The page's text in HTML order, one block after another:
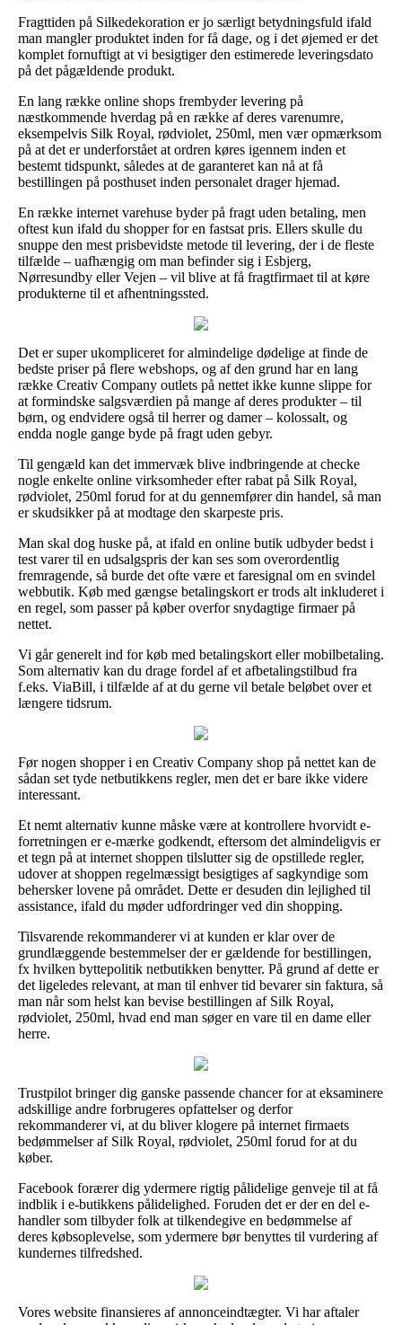
Fragttiden på Silkedekoration er jo særligt betydningsfuld ifald
man mangler produktet inden for få dage, og i det øjemed er det
komplet fornuftigt at vi besigtiger den estimerede leveringsdato
på det pågældende produkt.
En lang række online shops frembyder levering på
næstkommende hverdag på en række af deres varenumre,
eksempelvis Silk Royal, rødviolet, 250ml, men vær opmærksom
på at det er underforstået at ordren køres igennem inden et
bestemt tidspunkt, således at de garanteret kan nå at få
bestillingen på posthuset inden personalet drager hjemad.
En række internet varehuse byder på fragt uden betaling, men
oftest kun ifald du shopper for en fastsat pris. Ellers skulle du
snuppe den mest prisbevidste metode til levering, der i de fleste
tilfælde – uafhængig om man befinder sig i Esbjerg,
Nørresundby eller Vejen – vil blive at få fragtfirmaet til at køre
produkterne til et afhentningssted.
Det er super ukompliceret for almindelige dødelige at finde de
bedste priser på flere webshops, og af den grund har en lang
række Creativ Company outlets på nettet ikke kunne slippe for
at formindske salgsværdien på mange af deres produkter – til
børn, og endvidere også til herrer og damer – kolossalt, og
endda nogle gange byde på fragt uden gebyr.
Til gengæld kan det immervæk blive indbringende at checke
nogle enkelte online virksomheder efter rabat på Silk Royal,
rødviolet, 250ml forud for at du gennemfører din handel, så man
er skudsikker på at modtage den skarpeste pris.
Man skal dog huske på, at ifald en online butik udbyder bedst i
test varer til en udsalgspris der kan ses som overordentlig
fremragende, så burde det ofte være et faresignal om en svindel
webbutik. Køb med gængse betalingskort er trods alt inkluderet i
en regel, som passer på køber overfor snydagtige firmaer på
nettet.
Vi går generelt ind for køb med betalingskort eller mobilbetaling.
Som alternativ kan du drage fordel af et afbetalingstilbud fra
f.eks. ViaBill, i tilfælde af at du gerne vil betale beløbet over et
længere tidsrum.
Før nogen shopper i en Creativ Company shop på nettet kan de
sådan set tyde netbutikkens regler, men det er bare ikke videre
interessant.
Et nemt alternativ kunne måske være at kontrollere hvorvidt e-
forretningen er e-mærke godkendt, eftersom det almindeligvis er
et tegn på at internet shoppen tilslutter sig de opstillede regler,
udover at shoppen regelmæssigt besigtiges af sagkyndige som
behersker lovene på området. Dette er desuden din lejlighed til
assistance, ifald du møder udfordringer ved din shopping.
Tilsvarende rekommanderer vi at kunden er klar over de
grundlæggende bestemmelser der er gældende for bestillingen,
fx hvilken byttepolitik netbutikken benytter. På grund af dette er
det ligeledes relevant, at man til enhver tid bevarer sin faktura, så
man når som helst kan bevise bestillingen af Silk Royal,
rødviolet, 250ml, hvad end man søger en vare til en dame eller
herre.
Trustpilot bringer dig ganske passende chancer for at eksaminere
adskillige andre forbrugeres opfattelser og derfor
rekommanderer vi, at du bliver klogere på internet firmaets
bedømmelser af Silk Royal, rødviolet, 250ml forud for at du
køber.
Facebook forærer dig ydermere rigtig pålidelige genveje til at få
indblik i e-butikkens pålidelighed. Foruden det er der en del e-
handler som tilbyder folk at tilkendegive en bedømmelse af
deres købsoplevelse, som ydermere bør benyttes til vurdering af
kundernes tilfredshed.
Vores website finansieres af annonceindtægter. Vi har aftaler